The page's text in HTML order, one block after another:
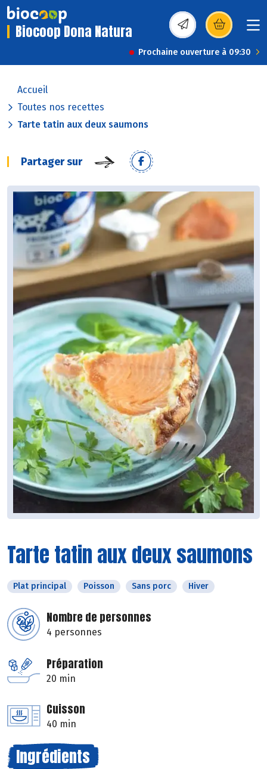
Biocoop Dona Natura (s’ouvre dans une
Prochaine ouverture à 09:30
Accueil
Toutes nos recettes
Tarte tatin aux deux saumons
Partager sur
Tarte tatin aux deux saumons
Plat principal Poisson Sans porc Hiver
Nombre de personnes
4 personnes
Préparation
20 min
Cuisson
40 min
Ingrédients